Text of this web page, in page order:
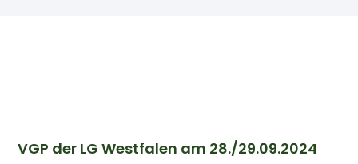
VGP der LG Westfalen am 28./29.09.2024